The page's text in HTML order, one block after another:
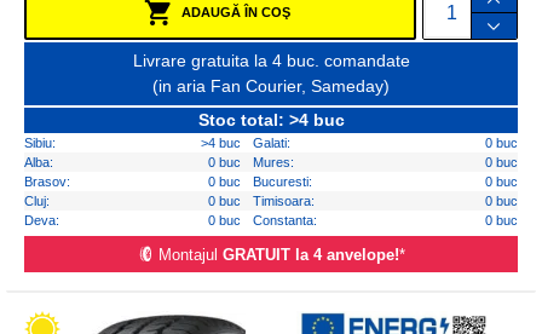
ADAUGĂ ÎN COŞ
Livrare gratuita la 4 buc. comandate
(in aria Fan Courier, Sameday)
Stoc total: >4 buc
Sibiu: >4 buc Galati:
0 buc
Alba:
0 buc Mures:
0 buc
Brasov:
0 buc Bucuresti:
0 buc
Cluj:
0 buc Timisoara:
0 buc
Deva:
0 buc Constanta: 0 buc
Montajul GRATUIT la 4 anvelope!*